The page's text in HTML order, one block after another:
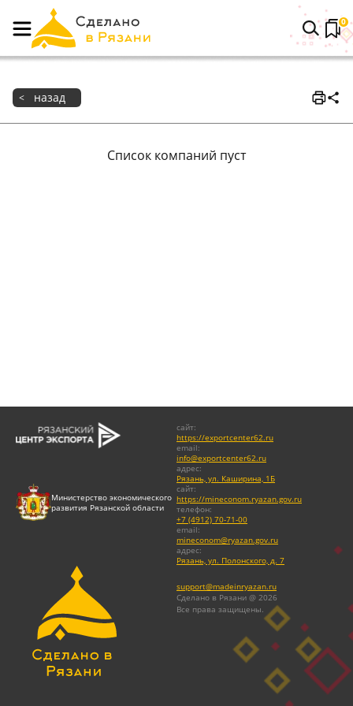
0
< назад
Список компаний пуст
сайт:
https://exportcenter62.ru
email:
info@exportcenter62.ru
адрес:
Рязань, ул. Каширина, 1Б
Министерство экономического
развития Рязанской области
сайт:
https://mineconom.ryazan.gov.ru
телефон:
+7 (4912) 70-71-00
email:
mineconom@ryazan.gov.ru
адрес:
Рязань, ул. Полонского, д. 7
support@madeinryazan.ru
Сделано в Рязани @ 2026
Все права защищены.